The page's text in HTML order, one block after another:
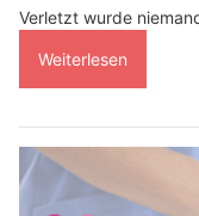
Verletzt wurde
Weiterlesen